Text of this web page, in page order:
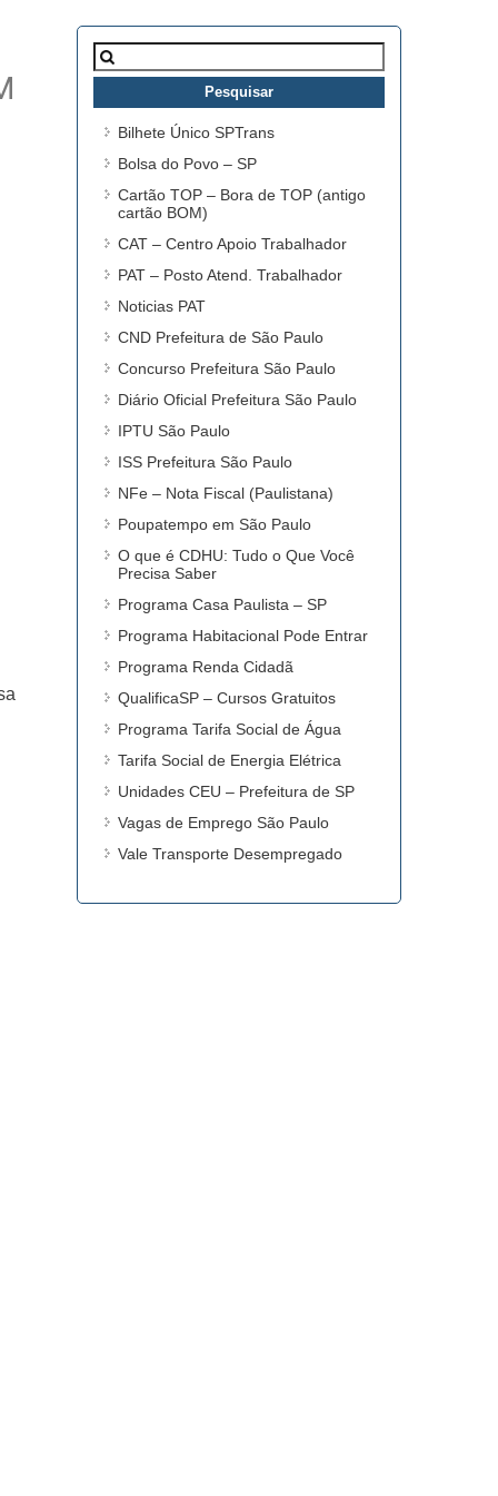
Pesquisar
por:
Bilhete Único SPTrans
Bolsa do Povo – SP
Cartão TOP – Bora de TOP (antigo
cartão BOM)
CAT – Centro Apoio Trabalhador
PAT – Posto Atend. Trabalhador
Noticias PAT
CND Prefeitura de São Paulo
Concurso Prefeitura São Paulo
Diário Oficial Prefeitura São Paulo
IPTU São Paulo
ISS Prefeitura São Paulo
NFe – Nota Fiscal (Paulistana)
Poupatempo em São Paulo
O que é CDHU: Tudo o Que Você
Precisa Saber
Programa Casa Paulista – SP
Programa Habitacional Pode Entrar
Programa Renda Cidadã
QualificaSP – Cursos Gratuitos
Programa Tarifa Social de Água
Tarifa Social de Energia Elétrica
Unidades CEU – Prefeitura de SP
Vagas de Emprego São Paulo
Vale Transporte Desempregado